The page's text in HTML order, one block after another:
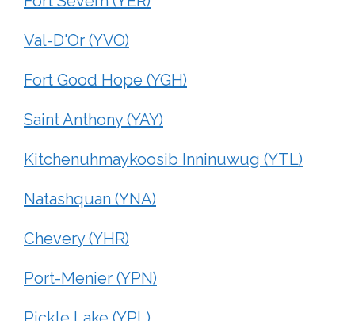
Val-D'Or (YVO)
Fort Good Hope (YGH)
Saint Anthony (YAY)
Kitchenuhmaykoosib Inninuwug (YTL)
Natashquan (YNA)
Chevery (YHR)
Port-Menier (YPN)